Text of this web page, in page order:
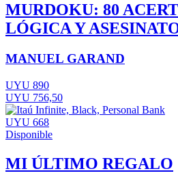
MURDOKU: 80
LÓGICA Y
MANUEL GARAND
UYU 890
UYU 756,50
UYU 668
Disponible
MI ÚLTIMO REGALO